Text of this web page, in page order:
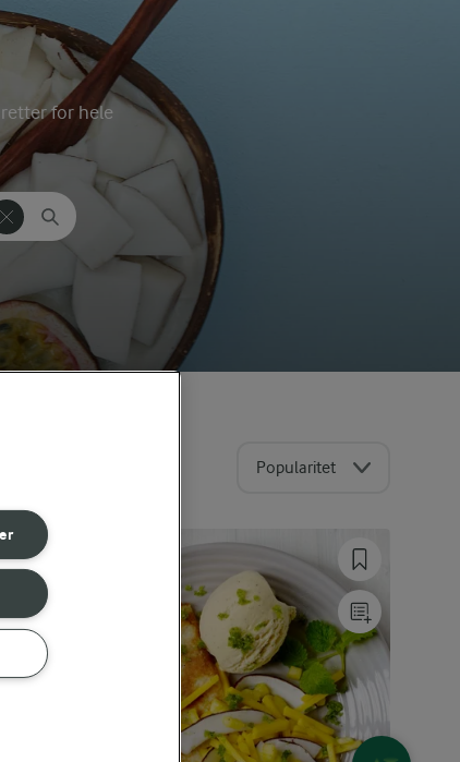
for hele
Popularitet